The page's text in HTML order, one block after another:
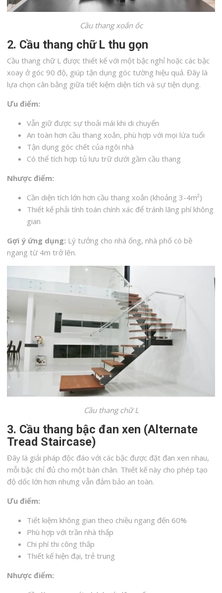
Cầu thang xoắn ốc
2. Cầu thang chữ L thu gọn
Cầu thang chữ L được thiết kế với một bậc nghỉ hoặc các bậc
xoay ở góc 90 độ, giúp tận dụng góc tường hiệu quả. Đây là
lựa chọn cân bằng giữa tiết kiệm diện tích và sự tiện dụng.
Ưu điểm:
Vẫn giữ được sự thoải mái khi di chuyển
An toàn hơn cầu thang xoắn, phù hợp với mọi lứa tuổi
Tận dụng góc chết của ngôi nhà
Có thể tích hợp tủ lưu trữ dưới gầm cầu thang
Nhược điểm:
Cần diện tích lớn hơn cầu thang xoắn (khoảng 3-4m²)
Thiết kế phải tính toán chính xác để tránh lãng phí không
gian
Gợi ý ứng dụng: Lý tưởng cho nhà ống, nhà phố có bề
ngang từ 4m trở lên.
Cầu thang chữ L
3. Cầu thang bậc đan xen (Alternate
Tread Staircase)
Đây là giải pháp độc đáo với các bậc được đặt đan xen nhau,
mỗi bậc chỉ đủ cho một bàn chân. Thiết kế này cho phép tạo
độ dốc lớn hơn nhưng vẫn đảm bảo an toàn.
Ưu điểm:
Tiết kiệm không gian theo chiều ngang đến 60%
Phù hợp với trần nhà thấp
Chi phí thi công thấp
Thiết kế hiện đại, trẻ trung
Nhược điểm: